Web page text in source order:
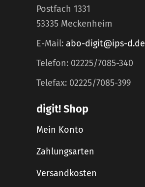
Postfach 1331
53335 Meckenheim
E-Mail: abo-digit@ips-d.de
Telefon: 02225/7085-340
Telefax: 02225/7085-399
digit! Shop
Mein Konto
Zahlungsarten
Versandkosten